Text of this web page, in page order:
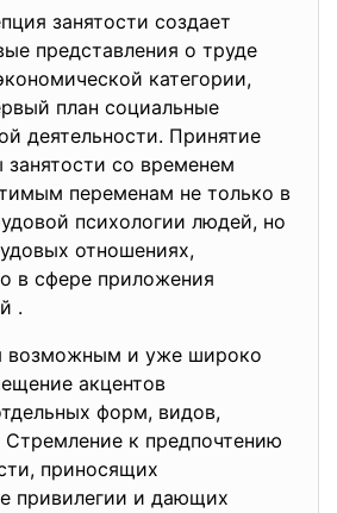
занятости создает
представления о труде
категории,
план социальные
деятельности. Принятие
со временем
переменам не только в
психологии людей, но
отношениях,
в сфере приложения
.
возможным и уже широко
акцентов
форм, видов,
Стремление к предпочтению
приносящих
привилегии и дающих